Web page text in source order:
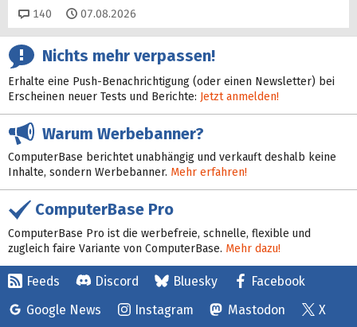
140 Kommentare
07.08.2026
Nichts mehr verpassen!
Erhalte eine Push-Benachrichtigung (oder einen Newsletter) bei
Erscheinen neuer Tests und Berichte: Jetzt anmelden!
Warum Werbebanner?
ComputerBase berichtet unabhängig und verkauft deshalb keine
Inhalte, sondern Werbebanner. Mehr erfahren!
ComputerBase Pro
ComputerBase Pro ist die werbefreie, schnelle, flexible und
zugleich faire Variante von ComputerBase. Mehr dazu!
Feeds Discord Bluesky
Facebook
Google News
Instagram Mastodon X